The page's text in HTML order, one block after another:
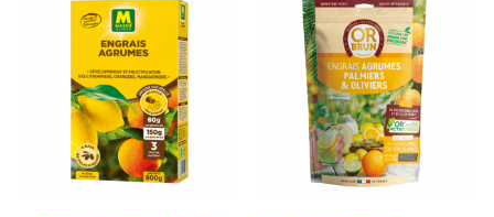
de
prix :
6,95 €
à
12,95 €